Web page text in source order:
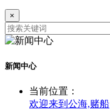
×
新闻中心
当前位置：
欢迎来到公海,赌船